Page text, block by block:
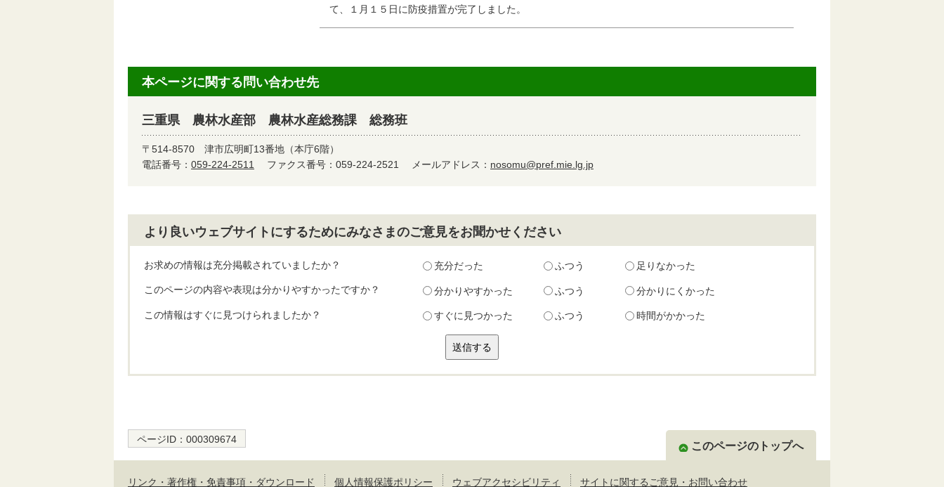
て、１月１５日に防疫措置が完了しました。
本ページに関する問い合わせ先
三重県 農林水産部 農林水産総務課 総務班
〒514-8570 津市広明町13番地（本庁6階）
電話番号： 059-224-2511 ファクス番号：059-224-2521 メールアドレス： nosomu@pref.mie.lg.jp
より良いウェブサイトにするためにみなさまのご意見をお聞かせください
お求めの情報は充分掲載されていましたか？ 充分だった ふつう 足りなかった
このページの内容や表現は分かりやすかったですか？ 分かりやすかった ふつう 分かりにくかった
この情報はすぐに見つけられましたか？ すぐに見つかった ふつう 時間がかかった
ページID： 000309674
このページのトップへ
リンク・著作権・免責事項・ダウンロード 個人情報保護ポリシー ウェブアクセシビリティ サイトに関するご意見・お問い合わせ